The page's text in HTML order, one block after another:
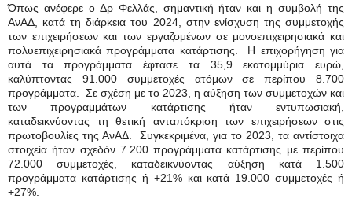
Όπως ανέφερε ο Δρ Φελλάς, σημαντική ήταν και η συμβολή της
ΑνΑΔ, κατά τη διάρκεια του 2024, στην ενίσχυση της συμμετοχής
των επιχειρήσεων και των εργαζομένων σε μονοεπιχειρησιακά και
πολυεπιχειρησιακά προγράμματα κατάρτισης. Η επιχορήγηση για
αυτά τα προγράμματα έφτασε τα 35,9 εκατομμύρια ευρώ,
καλύπτοντας 91.000 συμμετοχές ατόμων σε περίπου 8.700
προγράμματα. Σε σχέση με το 2023, η αύξηση των συμμετοχών και
των προγραμμάτων κατάρτισης ήταν εντυπωσιακή,
καταδεικνύοντας τη θετική ανταπόκριση των επιχειρήσεων στις
πρωτοβουλίες της ΑνΑΔ. Συγκεκριμένα, για το 2023, τα αντίστοιχα
στοιχεία ήταν σχεδόν 7.200 προγράμματα κατάρτισης με περίπου
72.000 συμμετοχές, καταδεικνύοντας αύξηση κατά 1.500
προγράμματα κατάρτισης ή +21% και κατά 19.000 συμμετοχές ή
+27%.